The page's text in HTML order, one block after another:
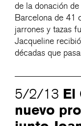
de la donación
Barcelona de 41
jarrones y tazas
Jacqueline
décadas que
5/2/13 El
nuevo